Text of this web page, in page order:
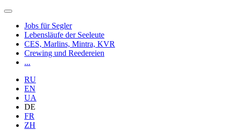
Jobs für Segler
Lebensläufe der Seeleute
CES, Marlins, Mintra, KVR
Crewing und Reedereien
...
RU
EN
UA
DE
FR
ZH